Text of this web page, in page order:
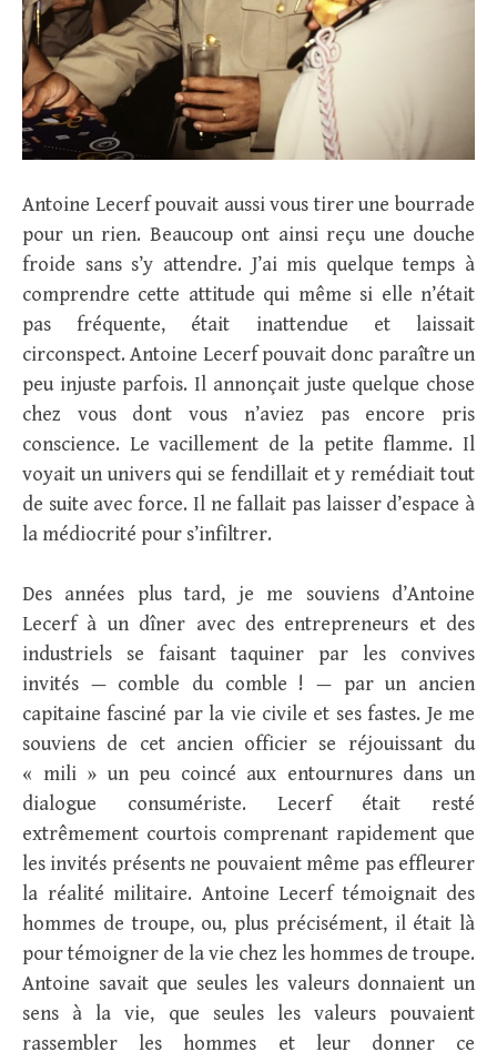
Antoine Lecerf pouvait aussi vous tirer une bourrade
pour un rien. Beaucoup ont ainsi reçu une douche
froide sans s’y attendre. J’ai mis quelque temps à
comprendre cette attitude qui même si elle n’était
pas fréquente, était inattendue et laissait
circonspect. Antoine Lecerf pouvait donc paraître un
peu injuste parfois. Il annonçait juste quelque chose
chez vous dont vous n’aviez pas encore pris
conscience. Le vacillement de la petite flamme. Il
voyait un univers qui se fendillait et y remédiait tout
de suite avec force. Il ne fallait pas laisser d’espace à
la médiocrité pour s’infiltrer.
Des années plus tard, je me souviens d’Antoine
Lecerf à un dîner avec des entrepreneurs et des
industriels se faisant taquiner par les convives
invités — comble du comble ! — par un ancien
capitaine fasciné par la vie civile et ses fastes. Je me
souviens de cet ancien officier se réjouissant du
« mili » un peu coincé aux entournures dans un
dialogue consumériste. Lecerf était resté
extrêmement courtois comprenant rapidement que
les invités présents ne pouvaient même pas effleurer
la réalité militaire. Antoine Lecerf témoignait des
hommes de troupe, ou, plus précisément, il était là
pour témoigner de la vie chez les hommes de troupe.
Antoine savait que seules les valeurs donnaient un
sens à la vie, que seules les valeurs pouvaient
rassembler les hommes et leur donner ce